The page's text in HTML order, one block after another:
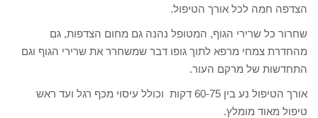
הצדפה חמה לכל אורך הטיפול.
שחרור כל שרירי הגוף, המטופל נהנה גם מחום הצדפות, גם
מהחדרת צמחי מרפא לתוך גופו דבר שמשחרר את שרירי הגוף וגם
התחדשות של מרקם העור.
אורך הטיפול נע בין 60-75 דקות וכולל עיסוי מכף רגל ועד ראש
טיפול מאוד מומלץ.